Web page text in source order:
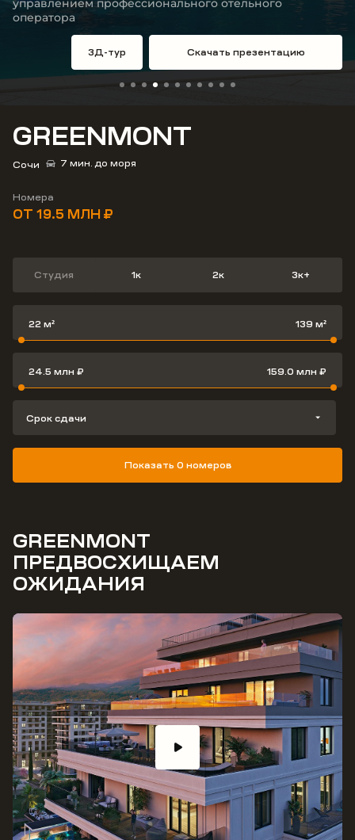
3Д-тур Скачать презентацию
управлением профессионального отельного
оператора
GREENMONT
Сочи 7 мин.до моря
Номера
ОТ 19.5 МЛН ₽
Студия 1к 2к 3к+
Срок сдачи
Показать 0 номеров
GREENMONT
ПРЕДВОСХИЩАЕМ
ОЖИДАНИЯ